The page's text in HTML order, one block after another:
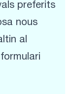
preferits
nous
al